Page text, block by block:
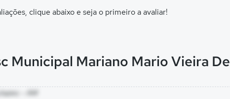
clique abaixo e seja o primeiro a avaliar!
Municipal Mariano Mario Vieira De
- AM